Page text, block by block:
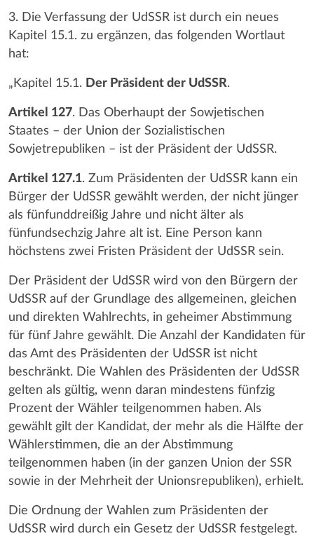
3. Die Verfassung der UdSSR ist durch ein neues
Kapitel 15.1. zu ergänzen, das folgenden Wortlaut
hat:
„Kapitel 15.1. Der Präsident der UdSSR.
Artikel 127. Das Oberhaupt der Sowjetischen
Staates – der Union der Sozialistischen
Sowjetrepubliken – ist der Präsident der UdSSR.
Artikel 127.1. Zum Präsidenten der UdSSR kann ein
Bürger der UdSSR gewählt werden, der nicht jünger
als fünfunddreißig Jahre und nicht älter als
fünfundsechzig Jahre alt ist. Eine Person kann
höchstens zwei Fristen Präsident der UdSSR sein.
Der Präsident der UdSSR wird von den Bürgern der
UdSSR auf der Grundlage des allgemeinen, gleichen
und direkten Wahlrechts, in geheimer Abstimmung
für fünf Jahre gewählt. Die Anzahl der Kandidaten für
das Amt des Präsidenten der UdSSR ist nicht
beschränkt. Die Wahlen des Präsidenten der UdSSR
gelten als gültig, wenn daran mindestens fünfzig
Prozent der Wähler teilgenommen haben. Als
gewählt gilt der Kandidat, der mehr als die Hälfte der
Wählerstimmen, die an der Abstimmung
teilgenommen haben (in der ganzen Union der SSR
sowie in der Mehrheit der Unionsrepubliken), erhielt.
Die Ordnung der Wahlen zum Präsidenten der
UdSSR wird durch ein Gesetz der UdSSR festgelegt.